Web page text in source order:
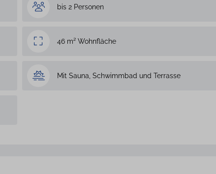
bis 2 Personen
46 m² Wohnfläche
Mit Sauna, Schwimmbad und Terrasse